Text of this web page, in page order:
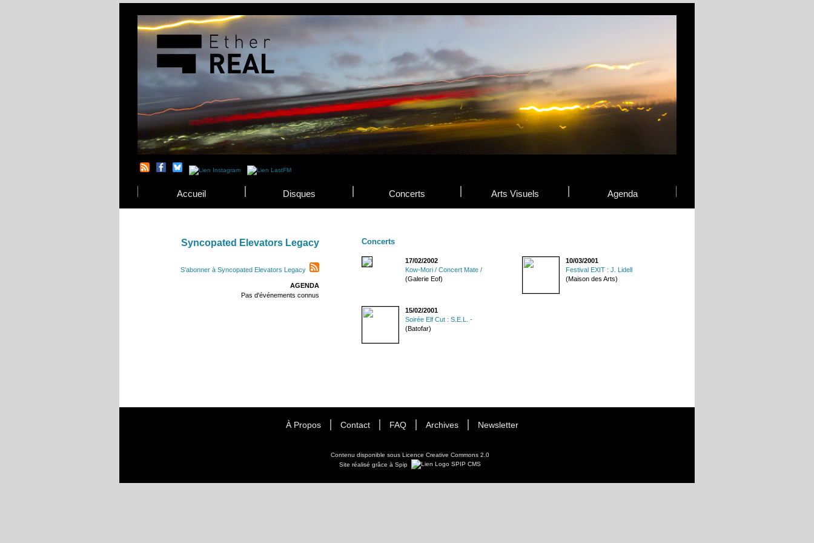
Accueil Disques Concerts Arts Visuels Agenda
Syncopated Elevators Legacy
S'abonner à Syncopated Elevators Legacy
AGENDA
Pas d'événements connus
Concerts
17/02/2002
Kow-Mori / Concert Mate /
(Galerie Eof)
10/03/2001
Festival EXIT : J. Lidell
(Maison des Arts)
15/02/2001
Soirée Elf Cut : S.E.L. -
(Batofar)
À Propos Contact FAQ Archives Newsletter
Contenu disponible sous Licence Creative Commons 2.0
Site réalisé grâce à Spip